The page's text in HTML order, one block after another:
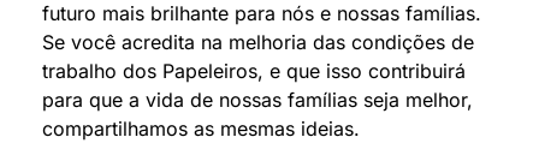
futuro mais brilhante para nós e nossas famílias.
Se você acredita na melhoria das condições de
trabalho dos Papeleiros, e que isso contribuirá
para que a vida de nossas famílias seja melhor,
compartilhamos as mesmas ideias.